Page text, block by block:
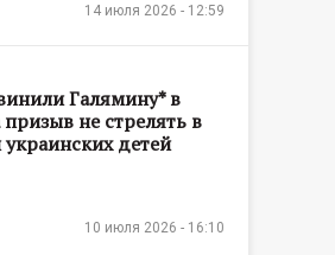
14 июля 2026 - 12:59
Галямину* в
не стрелять в
детей
10 июля 2026 - 16:10